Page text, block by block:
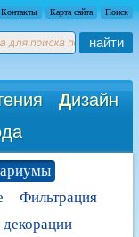
Контакты Карта сайта Поиск
найти
Дизайн
Фильтрация